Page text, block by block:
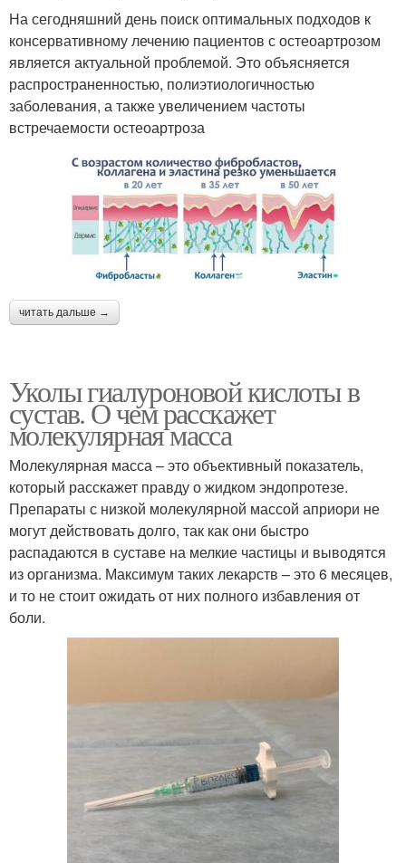
На сегодняшний день поиск оптимальных подходов к
консервативному лечению пациентов с остеоартрозом
является актуальной проблемой. Это объясняется
распространенностью, полиэтиологичностью
заболевания, а также увеличением частоты
встречаемости остеоартроза
читать дальше →
Уколы гиалуроновой кислоты в
сустав. О чем расскажет
молекулярная масса
Молекулярная масса – это объективный показатель,
который расскажет правду о жидком эндопротезе.
Препараты с низкой молекулярной массой априори не
могут действовать долго, так как они быстро
распадаются в суставе на мелкие частицы и выводятся
из организма. Максимум таких лекарств – это 6 месяцев,
и то не стоит ожидать от них полного избавления от
боли.